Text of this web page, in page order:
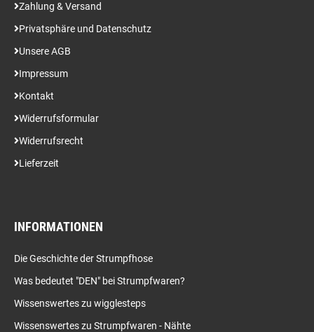
Zahlung & Versand
Privatsphäre und Datenschutz
Unsere AGB
Impressum
Kontakt
Widerrufsformular
Widerrufsrecht
Lieferzeit
INFORMATIONEN
Die Geschichte der Strumpfhose
Was bedeutet "DEN" bei Strumpfwaren?
Wissenswertes zu wigglesteps
Wissenswertes zu Strumpfwaren - Nähte